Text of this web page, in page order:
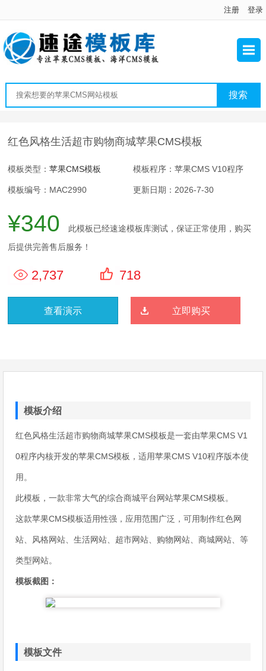
注册 登录
红色风格生活超市购物商城苹果CMS模板
模板类型：苹果CMS模板 模板程序：苹果CMS V10程序
模板编号：MAC2990 更新日期：2026-7-30
¥340
此模板已经速途模板库测试，保证正常使用，购买
后提供完善售后服务！
2,737 718
查看演示 立即购买
模板介绍
红色风格生活超市购物商城苹果CMS模板是一套由苹果CMS V1
0程序内核开发的苹果CMS模板，适用苹果CMS V10程序版本使
用。
此模板，一款非常大气的综合商城平台网站苹果CMS模板。
这款苹果CMS模板适用性强，应用范围广泛，可用制作红色网
站、风格网站、生活网站、超市网站、购物网站、商城网站、等
类型网站。
模板截图：
模板文件